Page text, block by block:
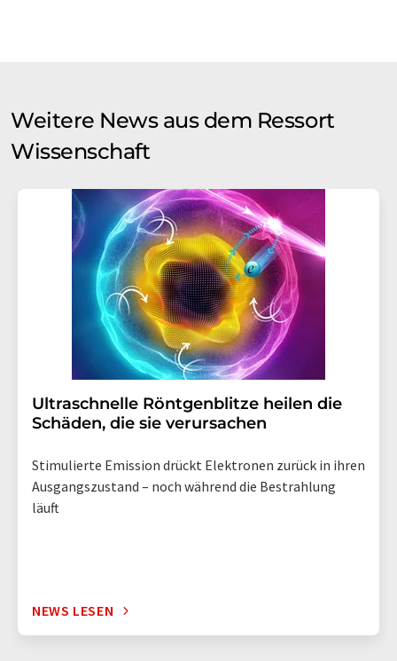
Weitere News aus dem Ressort
Wissenschaft
Ultraschnelle Röntgenblitze heilen die
Schäden, die sie verursachen
Stimulierte Emission drückt Elektronen zurück in ihren
Ausgangszustand – noch während die Bestrahlung
läuft
NEWS LESEN